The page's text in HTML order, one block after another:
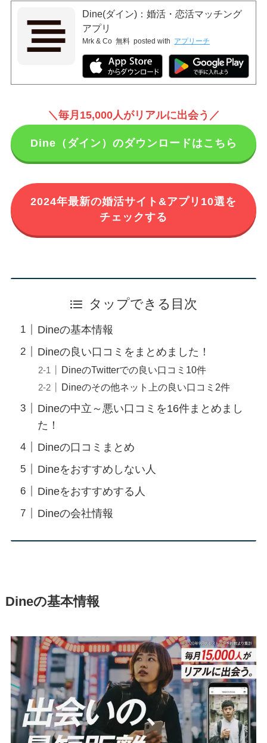
Dine(ダイン)：婚活・恋活マッチング
アプリ
Mrk & Co 無料 posted with アプリーチ
＼毎月15,000人がリアルに出会う／
Dine（ダイン）のダウンロードはこちら
2024年最新の婚活サイト&アプリ10選を
チェックする
タップできる目次
Dineの基本情報
Dineの良い口コミをまとめました！
DineのTwitterでの良い口コミ10件
Dineのその他ネット上の良い口コミ2件
Dineの中立～悪い口コミを16件まとめまし
た！
Dineの口コミまとめ
Dineをおすすめしない人
Dineをおすすめする人
Dineの会社情報
Dineの基本情報